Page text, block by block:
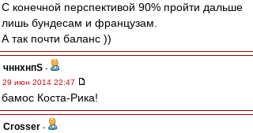
С конечной перспективой 90% пройти дальше
лишь бундесам и французам.
А так почти баланс ))
чннхнпS -
29 июн 2014 22:47
бамос Коста-Рика!
Crosser -